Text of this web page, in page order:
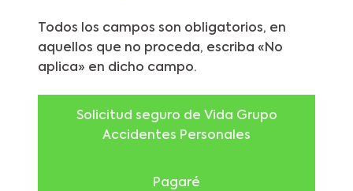
Todos los campos son obligatorios, en
aquellos que no proceda, escriba «No
aplica» en dicho campo.
Solicitud seguro de Vida Grupo
Accidentes Personales
Pagaré